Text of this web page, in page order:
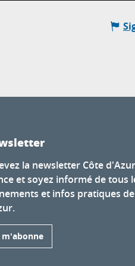
la newsletter Côte d'Azur
et soyez informé de tous
et infos pratiques
m'abonne